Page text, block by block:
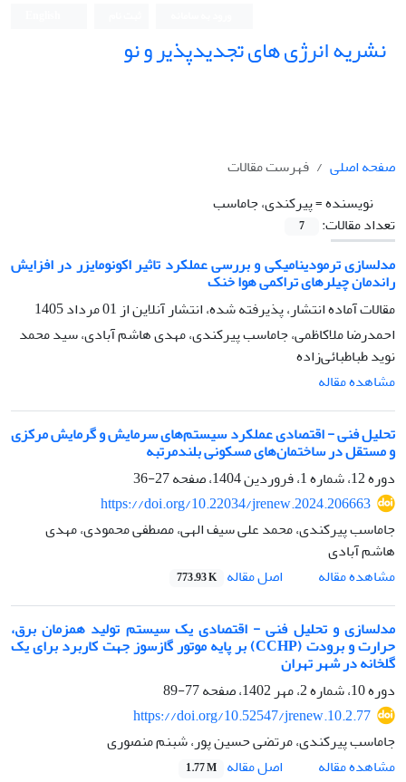
نشریه انرژی های تجدیدپذیر و نو
صفحه اصلی
فهرست مقالات
نویسنده =پیرکندی، جاماسب
تعداد مقالات:
7
مدلسازی ترمودینامیکی و بررسی عملکرد تاثیر اکونومایزر در افزایش
راندمان چیلرهای تراکمی هوا خنک
مقالات آماده انتشار، پذیرفته شده، انتشار آنلاین از01 مرداد 1405
احمدرضا ملاکاظمی، جاماسب پیرکندی، مهدی هاشم آبادی، سید محمد
نوید طباطبائی‌زاده
مشاهده مقاله
تحلیل فنی - اقتصادی عملکرد سیستم‌های سرمایش و گرمایش مرکزی
و مستقل در ساختمان‌های مسکونی بلندمرتبه
دوره 12، شماره 1، فروردین 1404، صفحه
27-36
https://doi.org/10.22034/jrenew.2024.206663
جاماسب پیرکندی، محمد علی سیف الهی، مصطفی محمودی، مهدی
هاشم آبادی
مشاهده مقاله
اصل مقاله 773.93 K
مدلسازی و تحلیل فنی - اقتصادی یک سیستم تولید همزمان برق،
حرارت و برودت (CCHP) بر پایه موتور گازسوز جهت کاربرد برای یک
گلخانه در شهر تهران
دوره 10، شماره 2، مهر 1402، صفحه
77-89
https://doi.org/10.52547/jrenew.10.2.77
جاماسب پیرکندی، مرتضی حسین پور، شبنم منصوری
مشاهده مقاله
اصل مقاله 1.77 M